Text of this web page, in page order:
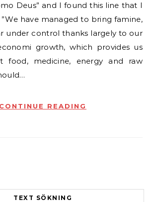
Deus” and I found this line that I
have managed to bring famine,
under control thanks largely to our
growth, which provides us
food, medicine, energy and raw
CONTINUE READING
TEXT SÖKNING